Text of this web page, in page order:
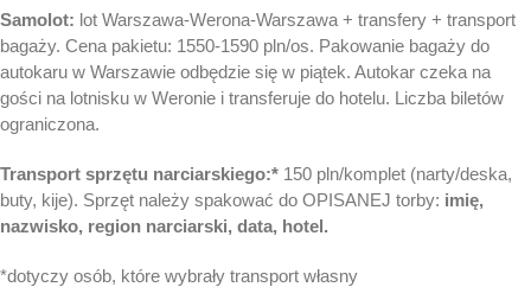
Samolot: lot Warszawa-Werona-Warszawa + transfery + transport
bagaży. Cena pakietu: 1550-1590 pln/os. Pakowanie bagaży do
autokaru w Warszawie odbędzie się w piątek. Autokar czeka na
gości na lotnisku w Weronie i transferuje do hotelu. Liczba biletów
ograniczona.
Transport sprzętu narciarskiego:* 150 pln/komplet (narty/deska,
buty, kije). Sprzęt należy spakować do OPISANEJ torby: imię,
nazwisko, region narciarski, data, hotel.
*dotyczy osób, które wybrały transport własny